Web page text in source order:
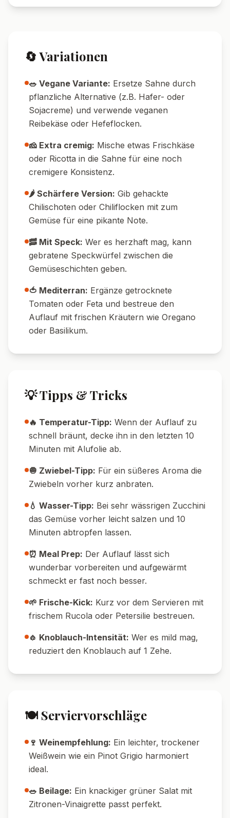
🔄 Variationen
🥗 Vegane Variante: Ersetze Sahne durch
pflanzliche Alternative (z.B. Hafer- oder
Sojacreme) und verwende veganen
Reibekäse oder Hefeflocken.
🧀 Extra cremig: Mische etwas Frischkäse
oder Ricotta in die Sahne für eine noch
cremigere Konsistenz.
🌶️ Schärfere Version: Gib gehackte
Chilischoten oder Chiliflocken mit zum
Gemüse für eine pikante Note.
🥓 Mit Speck: Wer es herzhaft mag, kann
gebratene Speckwürfel zwischen die
Gemüseschichten geben.
🍅 Mediterran: Ergänze getrocknete
Tomaten oder Feta und bestreue den
Auflauf mit frischen Kräutern wie Oregano
oder Basilikum.
💡 Tipps & Tricks
🔥 Temperatur-Tipp: Wenn der Auflauf zu
schnell bräunt, decke ihn in den letzten 10
Minuten mit Alufolie ab.
🧅 Zwiebel-Tipp: Für ein süßeres Aroma die
Zwiebeln vorher kurz anbraten.
💧 Wasser-Tipp: Bei sehr wässrigen Zucchini
das Gemüse vorher leicht salzen und 10
Minuten abtropfen lassen.
⏰ Meal Prep: Der Auflauf lässt sich
wunderbar vorbereiten und aufgewärmt
schmeckt er fast noch besser.
🌱 Frische-Kick: Kurz vor dem Servieren mit
frischem Rucola oder Petersilie bestreuen.
🧄 Knoblauch-Intensität: Wer es mild mag,
reduziert den Knoblauch auf 1 Zehe.
🍽️ Serviervorschläge
🍷 Weinempfehlung: Ein leichter, trockener
Weißwein wie ein Pinot Grigio harmoniert
ideal.
🥗 Beilage: Ein knackiger grüner Salat mit
Zitronen-Vinaigrette passt perfekt.